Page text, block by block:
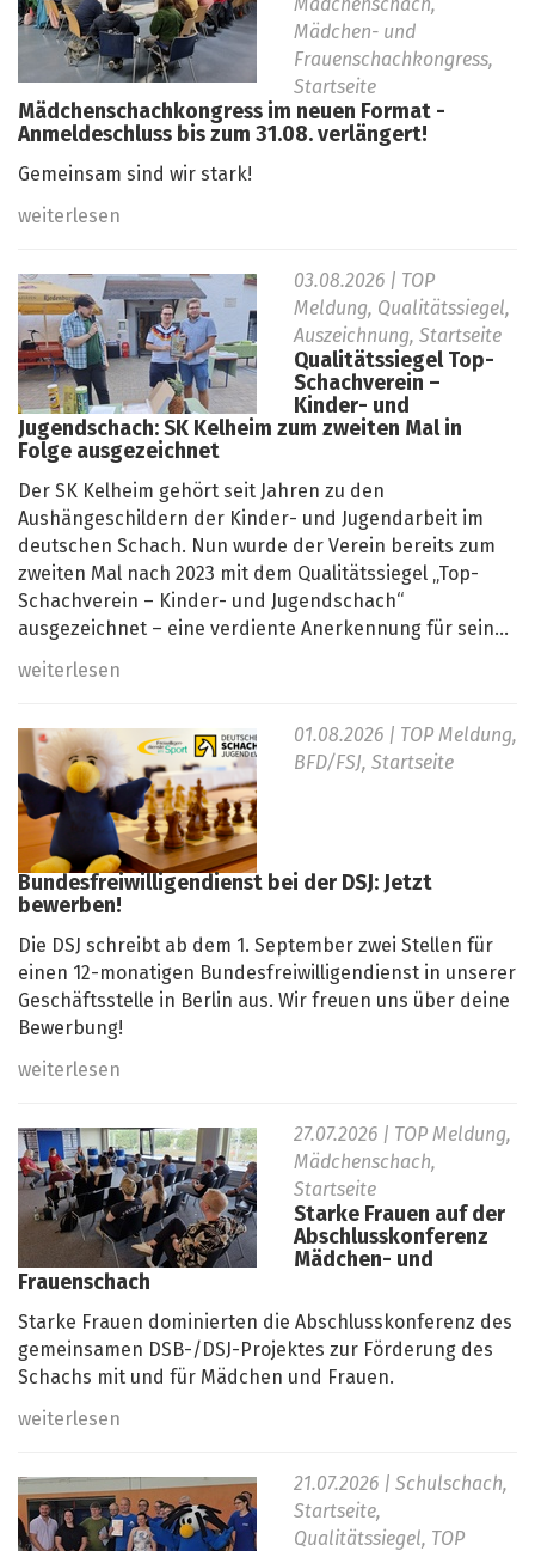
Mädchenschach,
Mädchen- und
Frauenschachkongress,
Startseite
Mädchenschachkongress im neuen Format -
Anmeldeschluss bis zum 31.08. verlängert!
Gemeinsam sind wir stark!
weiterlesen
03.08.2026 | TOP
Meldung, Qualitätssiegel,
Auszeichnung, Startseite
Qualitätssiegel Top-
Schachverein –
Kinder- und
Jugendschach: SK Kelheim zum zweiten Mal in
Folge ausgezeichnet
Der SK Kelheim gehört seit Jahren zu den
Aushängeschildern der Kinder- und Jugendarbeit im
deutschen Schach. Nun wurde der Verein bereits zum
zweiten Mal nach 2023 mit dem Qualitätssiegel „Top-
Schachverein – Kinder- und Jugendschach“
ausgezeichnet – eine verdiente Anerkennung für sein...
weiterlesen
01.08.2026 | TOP Meldung,
BFD/FSJ, Startseite
Bundesfreiwilligendienst bei der DSJ: Jetzt
bewerben!
Die DSJ schreibt ab dem 1. September zwei Stellen für
einen 12-monatigen Bundesfreiwilligendienst in unserer
Geschäftsstelle in Berlin aus. Wir freuen uns über deine
Bewerbung!
weiterlesen
27.07.2026 | TOP Meldung,
Mädchenschach,
Startseite
Starke Frauen auf der
Abschlusskonferenz
Mädchen- und
Frauenschach
Starke Frauen dominierten die Abschlusskonferenz des
gemeinsamen DSB-/DSJ-Projektes zur Förderung des
Schachs mit und für Mädchen und Frauen.
weiterlesen
21.07.2026 | Schulschach,
Startseite,
Qualitätssiegel, TOP